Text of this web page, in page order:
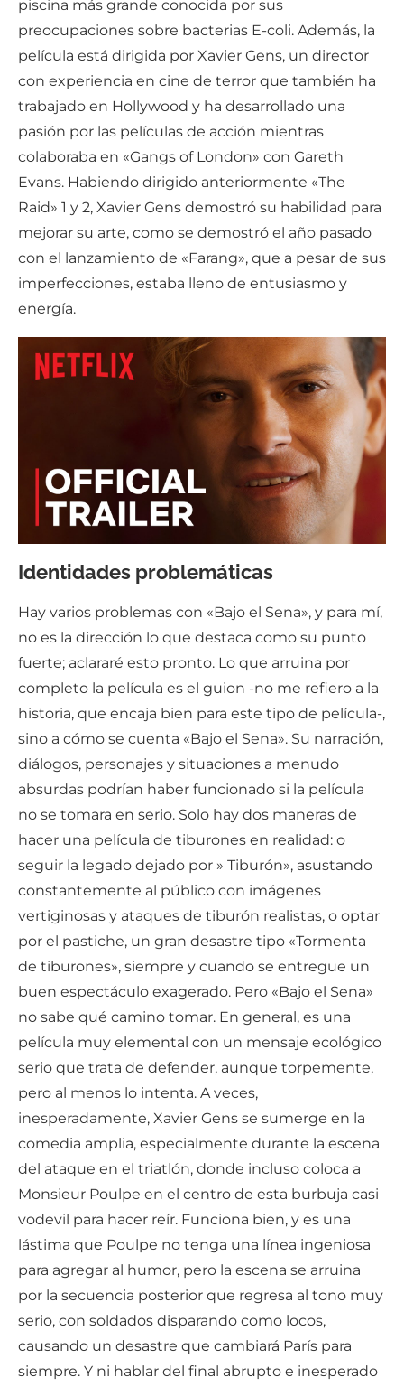
piscina más grande conocida por sus
preocupaciones sobre bacterias E-coli. Además, la
película está dirigida por Xavier Gens, un director
con experiencia en cine de terror que también ha
trabajado en Hollywood y ha desarrollado una
pasión por las películas de acción mientras
colaboraba en «Gangs of London» con Gareth
Evans. Habiendo dirigido anteriormente «The
Raid» 1 y 2, Xavier Gens demostró su habilidad para
mejorar su arte, como se demostró el año pasado
con el lanzamiento de «Farang», que a pesar de sus
imperfecciones, estaba lleno de entusiasmo y
energía.
Identidades problemáticas
Hay varios problemas con «Bajo el Sena», y para mí,
no es la dirección lo que destaca como su punto
fuerte; aclararé esto pronto. Lo que arruina por
completo la película es el guion -no me refiero a la
historia, que encaja bien para este tipo de película-,
sino a cómo se cuenta «Bajo el Sena». Su narración,
diálogos, personajes y situaciones a menudo
absurdas podrían haber funcionado si la película
no se tomara en serio. Solo hay dos maneras de
hacer una película de tiburones en realidad: o
seguir la legado dejado por » Tiburón», asustando
constantemente al público con imágenes
vertiginosas y ataques de tiburón realistas, o optar
por el pastiche, un gran desastre tipo «Tormenta
de tiburones», siempre y cuando se entregue un
buen espectáculo exagerado. Pero «Bajo el Sena»
no sabe qué camino tomar. En general, es una
película muy elemental con un mensaje ecológico
serio que trata de defender, aunque torpemente,
pero al menos lo intenta. A veces,
inesperadamente, Xavier Gens se sumerge en la
comedia amplia, especialmente durante la escena
del ataque en el triatlón, donde incluso coloca a
Monsieur Poulpe en el centro de esta burbuja casi
vodevil para hacer reír. Funciona bien, y es una
lástima que Poulpe no tenga una línea ingeniosa
para agregar al humor, pero la escena se arruina
por la secuencia posterior que regresa al tono muy
serio, con soldados disparando como locos,
causando un desastre que cambiará París para
siempre. Y ni hablar del final abrupto e inesperado